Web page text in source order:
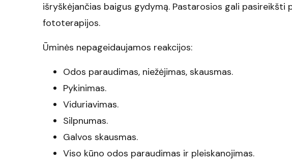
išryškėjančias baigus gydymą. Pastarosios gali
fototerapijos.
Ūminės nepageidaujamos reakcijos:
Odos paraudimas, niežėjimas, skausmas.
Pykinimas.
Viduriavimas.
Silpnumas.
Galvos skausmas.
Viso kūno odos paraudimas ir pleiskanojimas.